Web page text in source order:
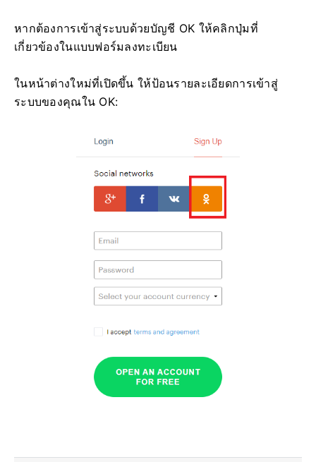
หากต้องการเข้าสู่ระบบด้วยบัญชี OK ให้คลิกปุ่มที่
เกี่ยวข้องในแบบฟอร์มลงทะเบียน
ในหน้าต่างใหม่ที่เปิดขึ้น ให้ป้อนรายละเอียดการเข้าสู่
ระบบของคุณใน OK: